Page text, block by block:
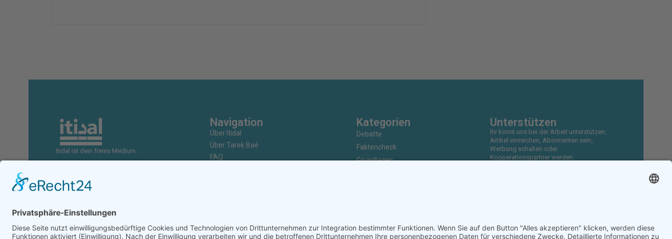
Itidal ist dein freies Medium.
Navigation
Über Itidal
Über Tarek Baé
FAQ
Kategorien
Debatte
Faktencheck
Grundlagen
Unterstützen
Ihr könnt uns bei der Arbeit unterstützen,
Artikel einreichen, Abonnenten sein,
Werbung schalten oder
Kooperationspartner werden.